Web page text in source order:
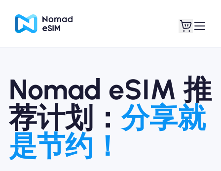
我的 eSIM
Nomad eSIM 推
荐计划：分享就
是节约！